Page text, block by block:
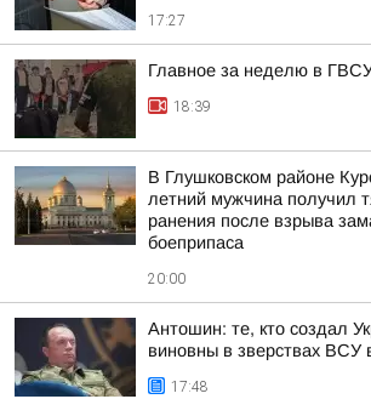
17:27
Главное за неделю в
18:39
В Глушковском районе
летний мужчина получил
ранения после взрыва
боеприпаса
20:00
Антошин: те, кто создал
виновны в зверствах ВСУ
17:48